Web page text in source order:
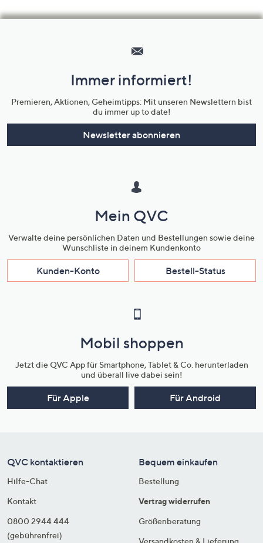
Unternehmensinformationen
Immer informiert!
Premieren, Aktionen, Geheimtipps: Mit unseren Newslettern bist
du immer up to date!
Newsletter abonnieren
Mein QVC
Verwalte deine persönlichen Daten und Bestellungen sowie deine
Wunschliste in deinem Kundenkonto
Kunden-Konto Bestell-Status
Mobil shoppen
Jetzt die QVC App für Smartphone, Tablet & Co. herunterladen
und überall live dabei sein!
Für Apple Für Android
QVC kontaktieren
Hilfe-Chat
Kontakt
0800 2944 444
(gebührenfrei)
Bequem einkaufen
Bestellung
Vertrag widerrufen
Größenberatung
Versandkosten & Lieferung